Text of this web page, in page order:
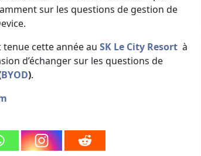
sur les questions de gestion de
tenue cette année au SK Le City Resort à
d’échanger sur les questions de
BYOD).